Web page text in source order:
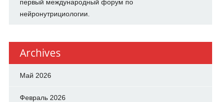
первый международный форум по
нейронутрициологии.
Archives
Май 2026
Февраль 2026